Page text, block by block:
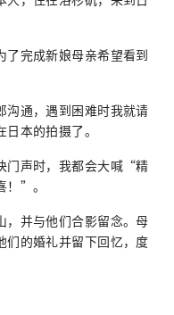
了完成新娘母亲希望看到
沟通，遇到困难时我就请
本的拍摄了。
门声时，我都会大喊“精
”。
，并与他们合影留念。母
们的婚礼并留下回忆，度